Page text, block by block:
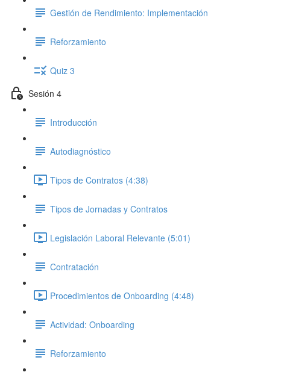
Gestión de Rendimiento: Implementación
Reforzamiento
Quiz 3
Sesión 4
Introducción
Autodiagnóstico
Tipos de Contratos (4:38)
Tipos de Jornadas y Contratos
Legislación Laboral Relevante (5:01)
Contratación
Procedimientos de Onboarding (4:48)
Actividad: Onboarding
Reforzamiento